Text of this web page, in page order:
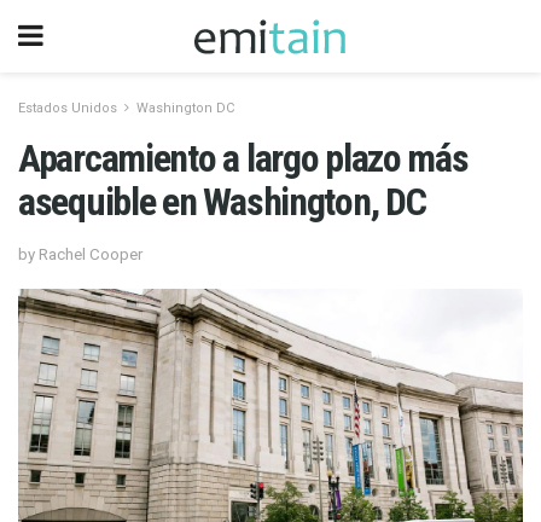
Estados Unidos Washington DC
Aparcamiento a largo plazo más
asequible en Washington, DC
by Rachel Cooper